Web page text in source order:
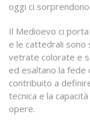
oggi ci
Il Medioevo ci
e le cattedrali sono
vetrate colorate e
ed esaltano la fede
contribuito a
tecnica e la
opere.